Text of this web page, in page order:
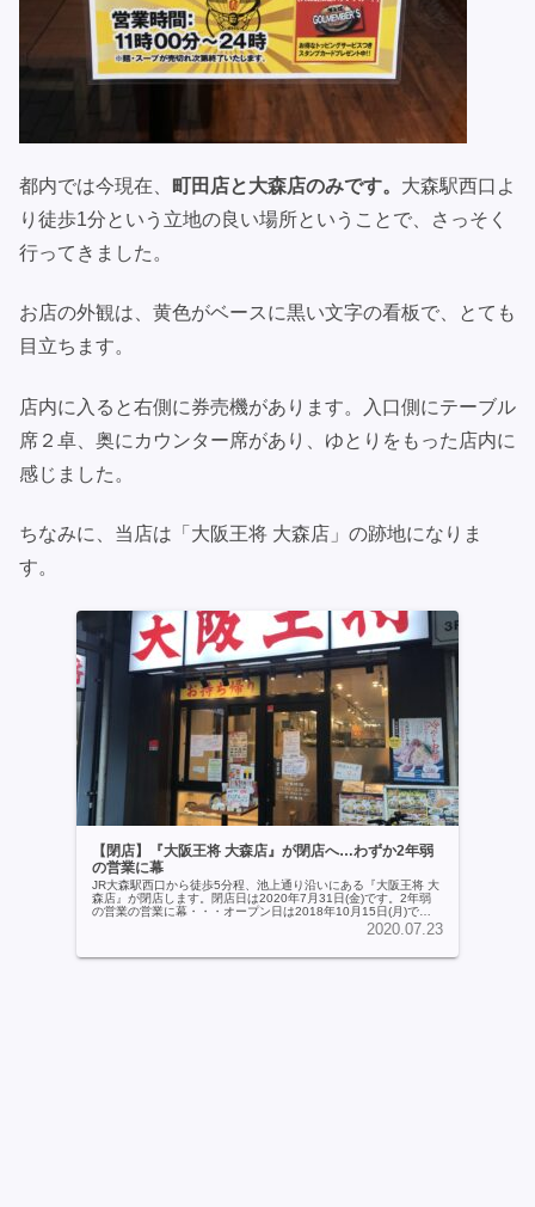
都内では今現在、 町田店と大森店のみです。 大森駅西口よ
り徒歩1分という立地の良い場所ということで、さっそく
行ってきました。
お店の外観は、黄色がベースに黒い文字の看板で、とても
目立ちます。
店内に入ると右側に券売機があります。入口側にテーブル
席２卓、奥にカウンター席があり、ゆとりをもった店内に
感じました。
ちなみに、当店は「大阪王将 大森店」の跡地になりま
す。
【閉店】『大阪王将 大森店』が閉店へ…わずか2年弱
の営業に幕
JR大森駅西口から徒歩5分程、池上通り沿いにある『大阪王将 大
森店』が閉店します。閉店日は2020年7月31日(金)です。2年弱
の営業の営業に幕・・・オープン日は2018年10月15日(月)です
ので、2年弱の営業ということになります。過去の...続きを読む
2020.07.23